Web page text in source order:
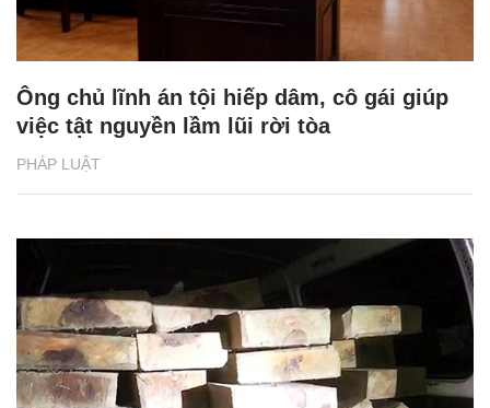
PHÁP LUẬT
Ông chủ lĩnh án tội hiếp dâm, cô gái giúp
việc tật nguyền lầm lũi rời tòa